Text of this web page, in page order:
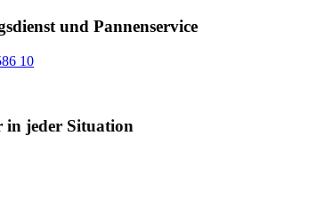
und Pannenservice
10
in jeder Situation